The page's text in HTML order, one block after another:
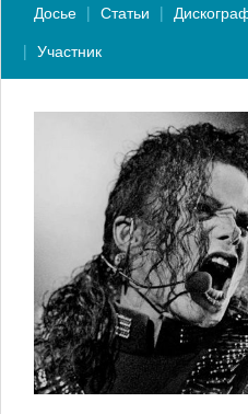
Досье Статьи
Участник